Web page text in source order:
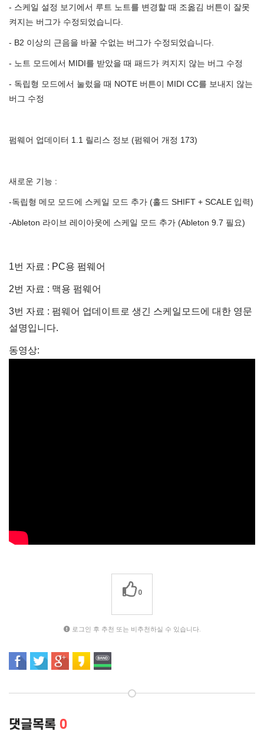
- 스케일 설정 보기에서 루트 노트를 변경할 때 조옮김 버튼이 잘못
켜지는 버그가 수정되었습니다.
- B2 이상의 근음을 바꿀 수없는 버그가 수정되었습니다.
- 노트 모드에서 MIDI를 받았을 때 패드가 켜지지 않는 버그 수정
- 독립형 모드에서 눌렀을 때 NOTE 버튼이 MIDI CC를 보내지 않는
버그 수정
펌웨어 업데이터 1.1 릴리스 정보 (펌웨어 개정 173)
새로운 기능 :
-독립형 메모 모드에 스케일 모드 추가 (홀드 SHIFT + SCALE 입력)
-Ableton 라이브 레이아웃에 스케일 모드 추가 (Ableton 9.7 필요)
1번 자료 : PC용 펌웨어
2번 자료 : 맥용 펌웨어
3번 자료 : 펌웨어 업데이트로 생긴 스케일모드에 대한 영문
설명입니다.
동영상:
0
로그인 후 추천 또는 비추천하실 수 있습니다.
댓글목록 0